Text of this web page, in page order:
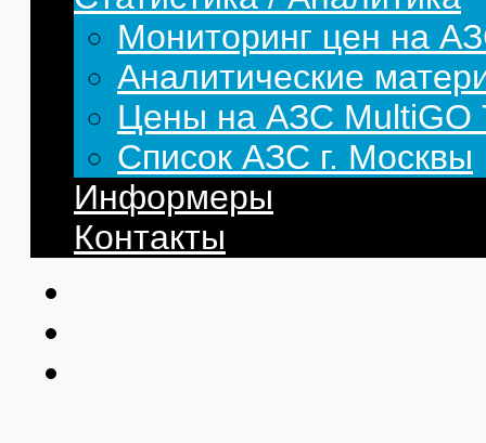
Мониторинг цен на
Аналитические
Цены на АЗС
Список АЗС г. Москвы
Информеры
Контакты